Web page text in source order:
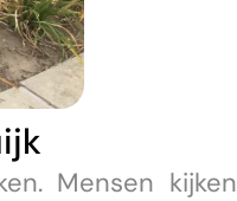
Mensen kijken